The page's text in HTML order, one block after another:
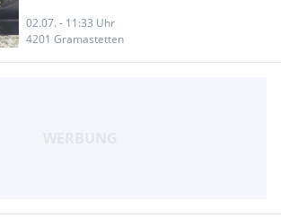
02.07. - 11:33 Uhr
4201 Gramastetten